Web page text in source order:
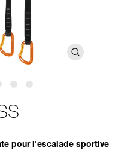
pour l'escalade sportive